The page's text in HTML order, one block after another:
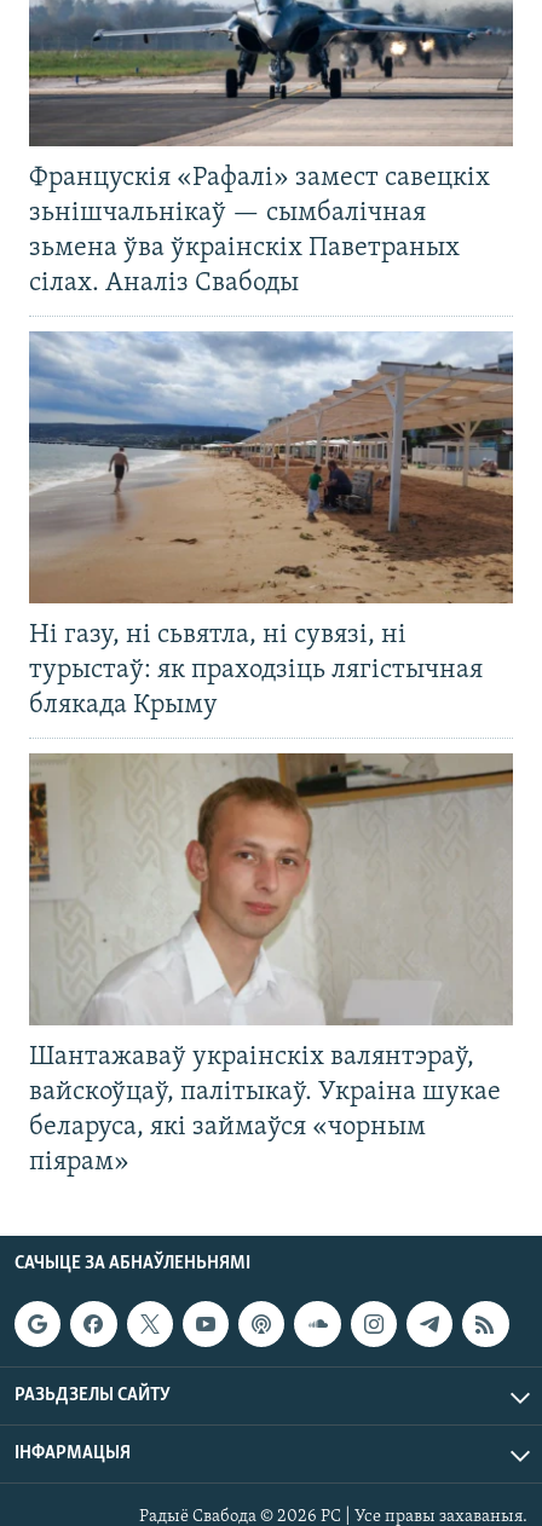
Францускія «Рафалі» замест савецкіх
зьнішчальнікаў — сымбалічная
зьмена ўва ўкраінскіх Паветраных
сілах. Аналіз Свабоды
Ні газу, ні сьвятла, ні сувязі, ні
турыстаў: як праходзіць лягістычная
блякада Крыму
Шантажаваў украінскіх валянтэраў,
вайскоўцаў, палітыкаў. Украіна шукае
беларуса, які займаўся «чорным
піярам»
САЧЫЦЕ ЗА АБНАЎЛЕНЬНЯМІ
РАЗЬДЗЕЛЫ САЙТУ
ІНФАРМАЦЫЯ
Радыё Свабода © 2026 РС | Усе правы захаваныя.